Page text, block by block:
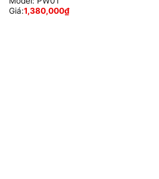
Giá:1,380,000₫